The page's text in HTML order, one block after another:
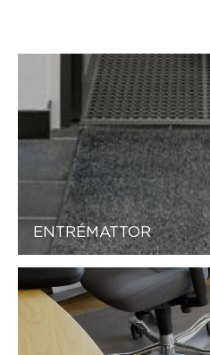
ENTRÉMATTOR